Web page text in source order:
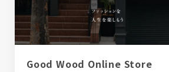
Good Wood Online Store